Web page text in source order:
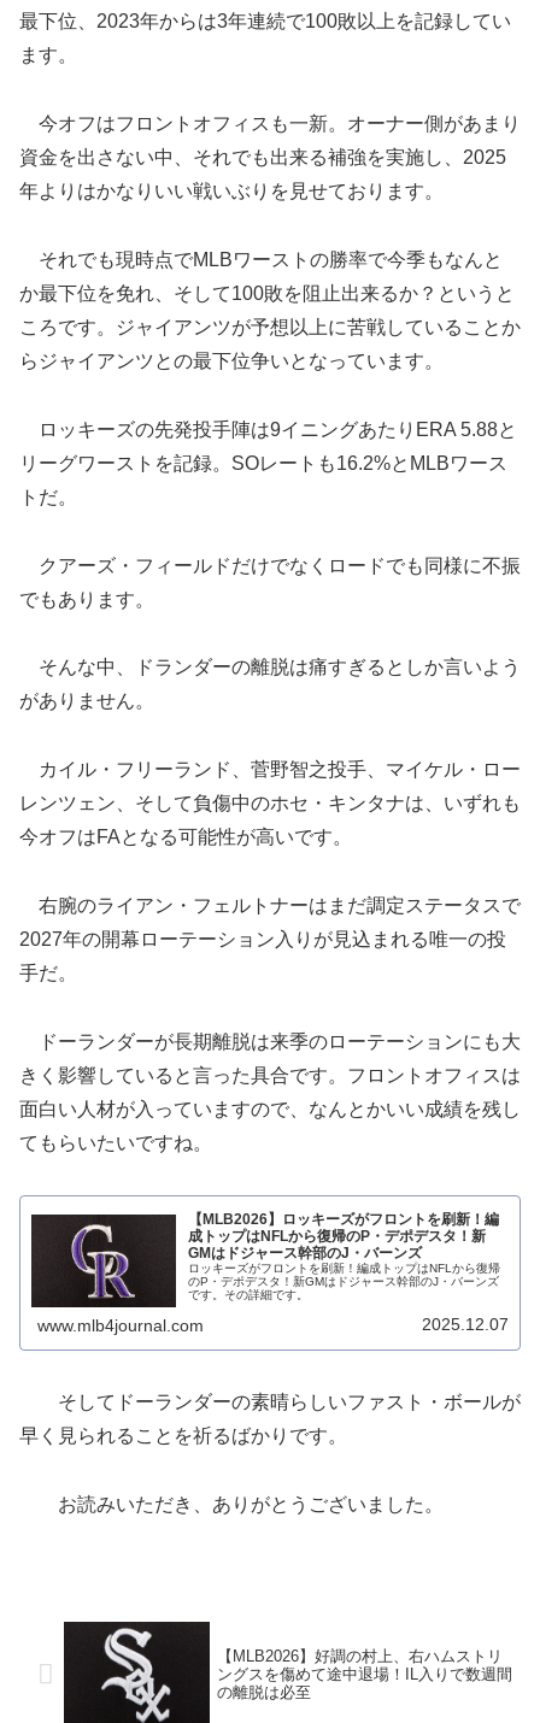
最下位、2023年からは3年連続で100敗以上を記録してい
ます。
今オフはフロントオフィスも一新。オーナー側があまり
資金を出さない中、それでも出来る補強を実施し、2025
年よりはかなりいい戦いぶりを見せております。
それでも現時点でMLBワーストの勝率で今季もなんと
か最下位を免れ、そして100敗を阻止出来るか？というと
ころです。ジャイアンツが予想以上に苦戦していることか
らジャイアンツとの最下位争いとなっています。
ロッキーズの先発投手陣は9イニングあたりERA 5.88と
リーグワーストを記録。SOレートも16.2%とMLBワース
トだ。
クアーズ・フィールドだけでなくロードでも同様に不振
でもあります。
そんな中、ドランダーの離脱は痛すぎるとしか言いよう
がありません。
カイル・フリーランド、菅野智之投手、マイケル・ロー
レンツェン、そして負傷中のホセ・キンタナは、いずれも
今オフはFAとなる可能性が高いです。
右腕のライアン・フェルトナーはまだ調定ステータスで
2027年の開幕ローテーション入りが見込まれる唯一の投
手だ。
ドーランダーが長期離脱は来季のローテーションにも大
きく影響していると言った具合です。フロントオフィスは
面白い人材が入っていますので、なんとかいい成績を残し
てもらいたいですね。
【MLB2026】ロッキーズがフロントを刷新！編
成トップはNFLから復帰のP・デポデスタ！新
GMはドジャース幹部のJ・バーンズ
ロッキーズがフロントを刷新！編成トップはNFLから復帰
のP・デポデスタ！新GMはドジャース幹部のJ・バーンズ
です。その詳細です。
www.mlb4journal.com 2025.12.07
そしてドーランダーの素晴らしいファスト・ボールが
早く見られることを祈るばかりです。
お読みいただき、ありがとうございました。
【MLB2026】好調の村上、右ハムストリ
ングスを傷めて途中退場！IL入りで数週間
の離脱は必至